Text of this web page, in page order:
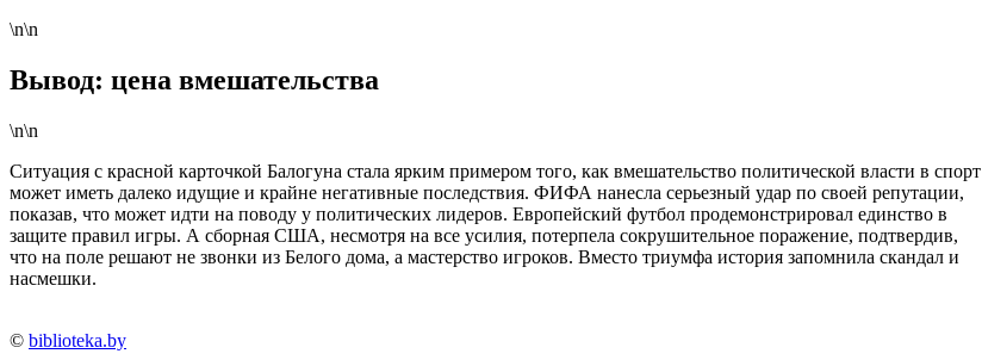
\n\n
Вывод: цена вмешательства
\n\n
Ситуация с красной карточкой Балогуна стала ярким примером того, как вмешательство политической власти в спорт
может иметь далеко идущие и крайне негативные последствия. ФИФА нанесла серьезный удар по своей репутации,
показав, что может идти на поводу у политических лидеров. Европейский футбол продемонстрировал единство в
защите правил игры. А сборная США, несмотря на все усилия, потерпела сокрушительное поражение, подтвердив,
что на поле решают не звонки из Белого дома, а мастерство игроков. Вместо триумфа история запомнила скандал и
насмешки.
© biblioteka.by